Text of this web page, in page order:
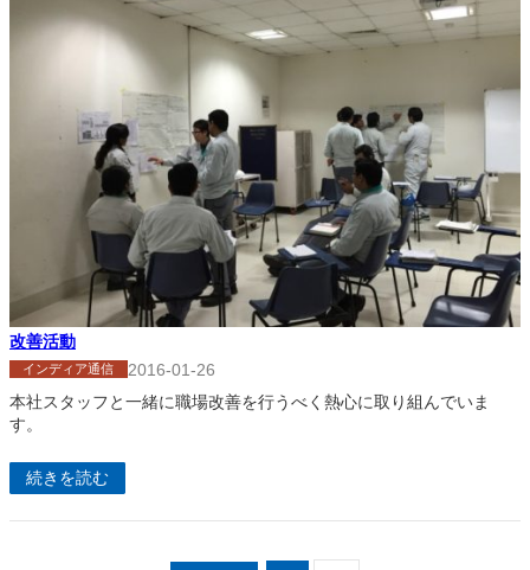
改善活動
インディア通信
2016-01-26
本社スタッフと一緒に職場改善を行うべく熱心に取り組んでいま
す。
続きを読む